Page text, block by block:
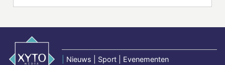
Nieuws | Sport | Evenementen